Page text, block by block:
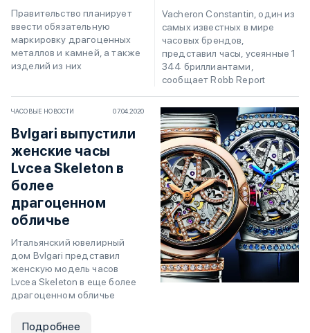
Правительство планирует
ввести обязательную
маркировку драгоценных
металлов и камней, а также
изделий из них
Vacheron Constantin, один из
самых известных в мире
часовых брендов,
представил часы, усеянные 1
344 бриллиантами,
сообщает Robb Report
ЧАСОВЫЕ НОВОСТИ 07.04.2020
Bvlgari выпустили
женские часы
Lvcea Skeleton в
более
драгоценном
обличье
Итальянский ювелирный
дом Bvlgari представил
женскую модель часов
Lvcea Skeleton в еще более
драгоценном обличье
Подробнее